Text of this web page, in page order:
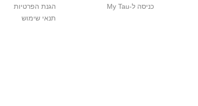
כניסה ל-My Tau
הגנת הפרטיות
תנאי שימוש